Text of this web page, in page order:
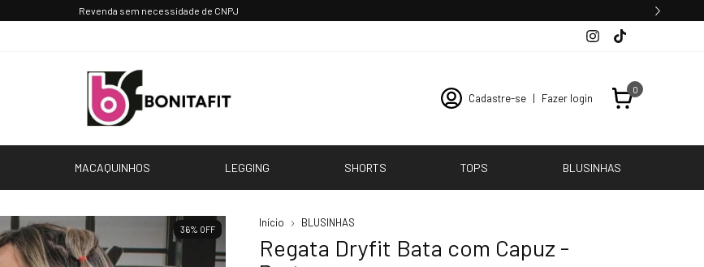
Parcele até 3x sem juros 💳
Cadastre-se | Fazer login
0
MACAQUINHOS LEGGING SHORTS TOPS BLUSINHAS
36% OFF
Início BLUSINHAS
Regata Dryfit Bata com Capuz -